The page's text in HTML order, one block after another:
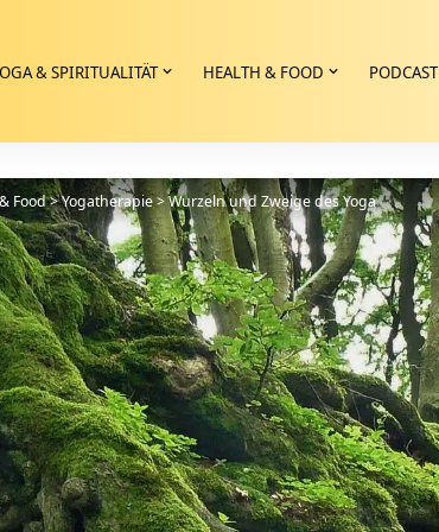
& SPIRITUALITÄT HEALTH & FOOD PODCAST
Food>Yogatherapie>Wurzeln und Zweige des Yoga